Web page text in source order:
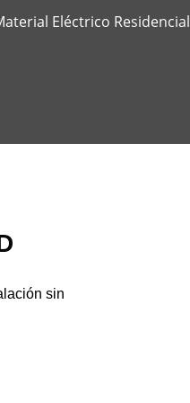
Eléctrico Residencial
sin